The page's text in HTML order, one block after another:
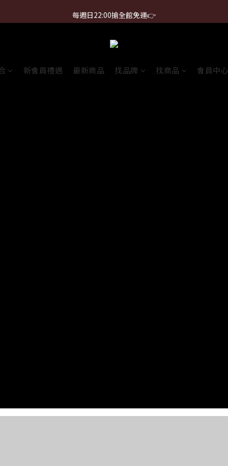
首購免運 $499 起 ＋ 加 LINE 領 $300 折價券 ➤
每週日22:00搶全館免運👉
新會員禮遇 最新商品 找品牌 找商品 會員中心